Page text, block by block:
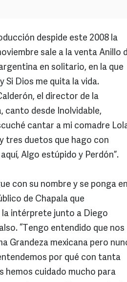
despide este 2008 la
sale a la venta Anillo
en solitario, en la que
Si Dios me quita la vida.
el director de la
canto desde Inolvidable,
cantar a mi comadre
tres duetos que hago con
Algo estúpido y Perdón”.
con su nombre y se ponga en
de Chapala que
intérprete junto a Diego
“Tengo entendido que nos
Grandeza mexicana pero
por qué con tanta
hemos cuidado mucho para